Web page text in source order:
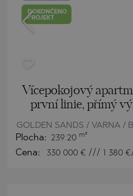
DOKONČENO
PROJEKT
Vícepokojový
první linie, přímý
GOLDEN SANDS / VARNA /
Plocha: 239.20 m²
Cena: 330 000 € /// 1 380